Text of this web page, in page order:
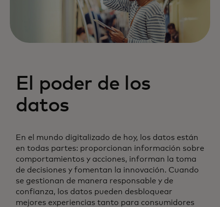
El poder de los
datos
En el mundo digitalizado de hoy, los datos están
en todas partes: proporcionan información sobre
comportamientos y acciones, informan la toma
de decisiones y fomentan la innovación. Cuando
se gestionan de manera responsable y de
confianza, los datos pueden desbloquear
mejores experiencias tanto para consumidores